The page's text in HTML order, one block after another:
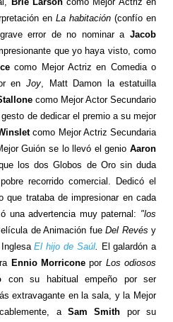
enLa habitación (confío en
error de no nominar aJacob
que yo haya visto, como
como Mejor Actriz en Comedia o
en Joy, Matt Damon la estatuilla
como Mejor Actor Secundario
de dedicar el premio a su mejor
como Mejor Actriz Secundaria
Guión se lo llevó el genioAaron
los dos Globos de Oro sin duda
recorrido comercial. Dedicó el
que trataba de impresionar en cada
una advertencia muy paternal: "los
de Animación fueDel Revésy
InglesaEl hijo de Saúl. El galardón a
Ennio Morriconepor Los odiosos
con su habitual empeño por ser
extravagante en la sala, y la Mejor
aSam Smith por su